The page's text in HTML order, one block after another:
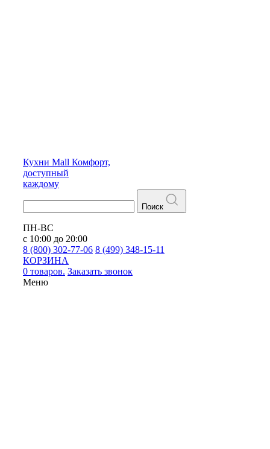
Кухни Mall Комфорт,
доступный
каждому
Поиск
ПН-ВС
с 10:00 до 20:00
8 (800) 302-77-06 8 (499) 348-15-11
КОРЗИНА
0 товаров. Заказать звонок
Меню